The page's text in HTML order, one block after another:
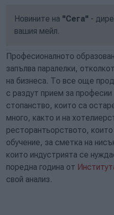
Новините на "Сега" -
вашия мейл.
Професионалното
запълва паралелки,
на бизнеса. То все още
с раздут прием за
стопанство, които са
много, както и на
ресторантьорството,
обучение, за сметка на
които индустрията се
поредна година от
свой анализ.